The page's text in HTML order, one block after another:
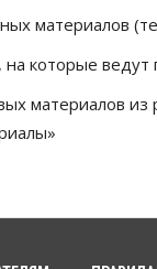
материалов
которые ведут
материалов из